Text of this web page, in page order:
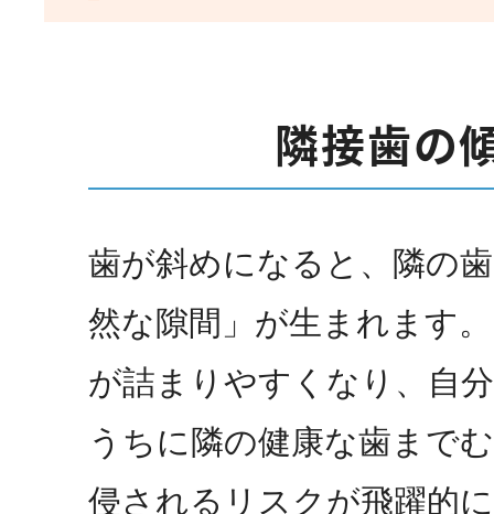
隣接歯の
歯が斜めになると、隣の
然な隙間」が生まれます
が詰まりやすくなり、自
うちに隣の健康な歯まで
侵されるリスクが飛躍的